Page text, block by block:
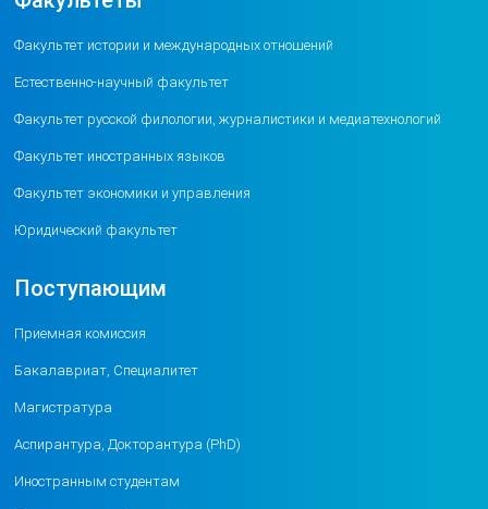
Факультет истории и международных отношений
Естественно-научный факультет
Факультет русской филологии, журналистики и медиатехнологий
Факультет иностранных языков
Факультет экономики и управления
Юридический факультет
Поступающим
Приемная комиссия
Бакалавриат, Специалитет
Магистратура
Аспирантура, Докторантура (PhD)
Иностранным студентам